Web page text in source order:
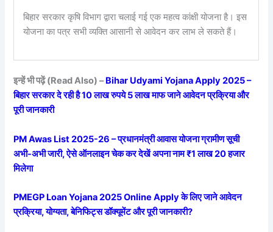
बिहार सरकार कृषि विभाग द्वारा चलाई गई एक महत्व कांक्षी योजना है। इस
योजना का पत्र सभी व्यक्ति आसानी से आवेदन कर लाभ ले सकते हैं।
इन्हें भी पढ़ें (Read Also) –Bihar Udyami Yojana Apply 2025 –
बिहार सरकार दे रही है 10 लाख रुपये 5 लाख माफ जाने आवेदन प्रक्रिया और
पूरी जानकारी
PM Awas List 2025-26 – प्रधानमंत्री आवास योजना ग्रामीण सूची
अभी-अभी जारी, ऐसे ऑनलाइन चेक कर देखें अपना नाम ₹1 लाख 20 हजार
मिलेगा
PMEGP Loan Yojana 2025 Online Apply के लिए जाने आवेदन
प्रक्रिया, योग्यता, बेनिफिट्स डॉक्यूमेंट और पूरी जानकारी?